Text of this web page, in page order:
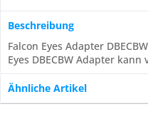
Beschreibung
Falcon Eyes Adapter
Eyes DBECBW Adapter kann
Ähnliche Artikel